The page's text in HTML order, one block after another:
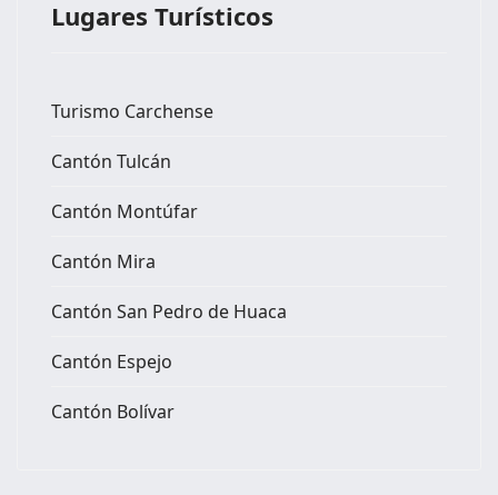
Lugares Turísticos
Turismo Carchense
Cantón Tulcán
Cantón Montúfar
Cantón Mira
Cantón San Pedro de Huaca
Cantón Espejo
Cantón Bolívar